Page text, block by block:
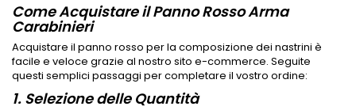
Come Acquistare il Panno Rosso Arma
Carabinieri
Acquistare il panno rosso per la composizione dei nastrini è
facile e veloce grazie al nostro sito e-commerce. Seguite
questi semplici passaggi per completare il vostro ordine:
1. Selezione delle Quantità